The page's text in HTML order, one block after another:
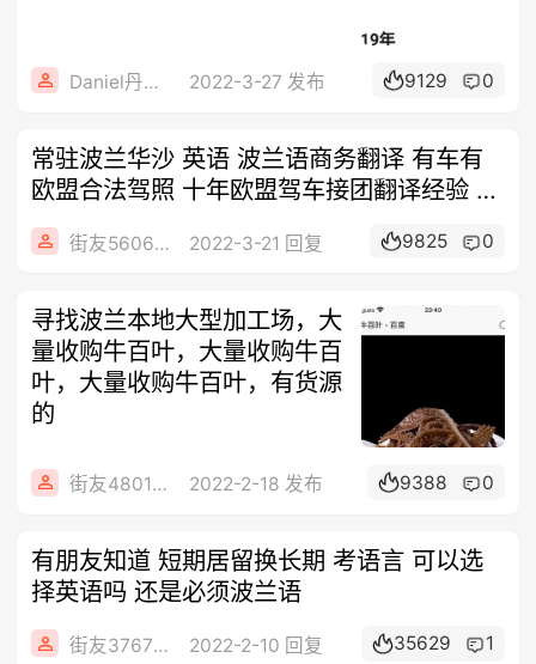
Daniel丹尼尔 2022-3-27 发布 9129 0
常驻波兰华沙 英语 波兰语商务翻译 有车有
欧盟合法驾照 十年欧盟驾车接团翻译经验 微
信 chin...
街友56062838 2022-3-21 回复 9825 0
寻找波兰本地大型加工场，大
量收购牛百叶，大量收购牛百
叶，大量收购牛百叶，有货源
的
街友48016520 2022-2-18 发布 9388 0
有朋友知道 短期居留换长期 考语言 可以选
择英语吗 还是必须波兰语
街友37673462 2022-2-10 回复 35629 1